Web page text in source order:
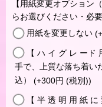
【用紙変更オプション
らお選びください・必
用紙を変更しない
【 ハ イ グ レ ー
手で、上質な落ち着い
込） (+300円 (税別))
【 半 透 明 用 紙